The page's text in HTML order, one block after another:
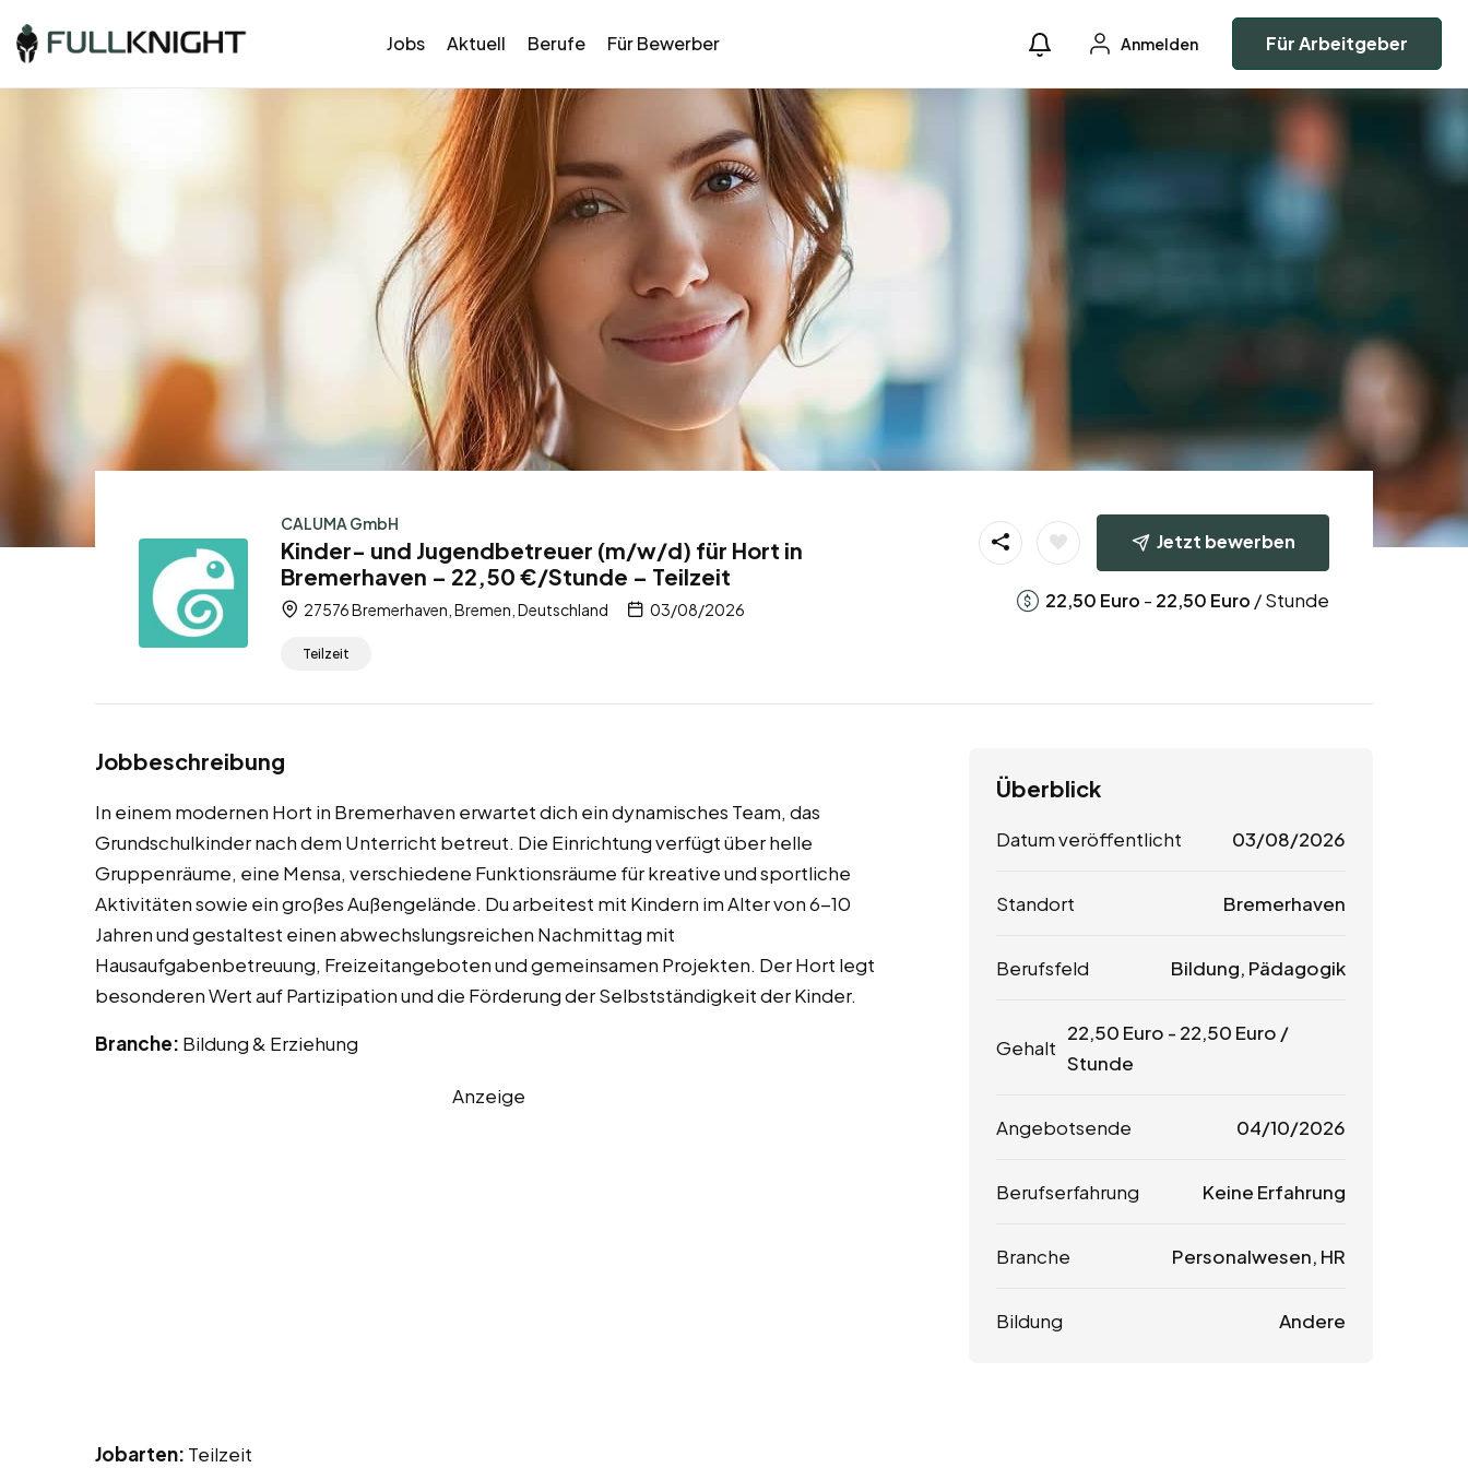
Jobs Aktuell Berufe Für Bewerber Anmelden Für Arbeitgeber
CALUMA GmbH
Kinder- und Jugendbetreuer (m/w/d) für Hort in
Bremerhaven – 22,50 €/Stunde – Teilzeit
27576 Bremerhaven, Bremen, Deutschland 03/08/2026
Teilzeit
Jetzt bewerben
22,50 Euro - 22,50 Euro / Stunde
Jobbeschreibung
In einem modernen Hort in Bremerhaven erwartet dich ein dynamisches Team, das
Grundschulkinder nach dem Unterricht betreut. Die Einrichtung verfügt über helle
Gruppenräume, eine Mensa, verschiedene Funktionsräume für kreative und sportliche
Aktivitäten sowie ein großes Außengelände. Du arbeitest mit Kindern im Alter von 6-10
Jahren und gestaltest einen abwechslungsreichen Nachmittag mit
Hausaufgabenbetreuung, Freizeitangeboten und gemeinsamen Projekten. Der Hort legt
besonderen Wert auf Partizipation und die Förderung der Selbstständigkeit der Kinder.
Branche: Bildung & Erziehung
Anzeige
Jobarten: Teilzeit
Überblick
Datum veröffentlicht 03/08/2026
Standort Bremerhaven
Berufsfeld Bildung, Pädagogik
Gehalt
22,50 Euro - 22,50 Euro /
Stunde
Angebotsende 04/10/2026
Berufserfahrung Keine Erfahrung
Branche Personalwesen, HR
Bildung Andere